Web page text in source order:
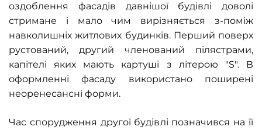
оздоблення фасадів давнішої будівлі доволі
стримане і мало чим вирізняється з-поміж
навколишніх житлових будинків. Перший поверх
рустований, другий членований пілястрами,
капітелі яких мають картуші з літерою "S". В
оформленні фасаду використано поширені
неоренесансні форми.
Час спорудження другої будівлі позначився на її